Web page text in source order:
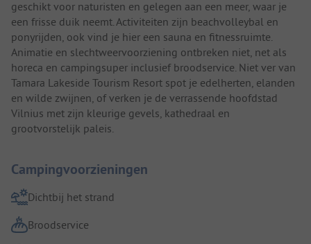
geschikt voor naturisten en gelegen aan een meer, waar je
een frisse duik neemt. Activiteiten zijn beachvolleybal en
ponyrijden, ook vind je hier een sauna en fitnessruimte.
Animatie en slechtweervoorziening ontbreken niet, net als
horeca en campingsuper inclusief broodservice. Niet ver van
Tamara Lakeside Tourism Resort spot je edelherten, elanden
en wilde zwijnen, of verken je de verrassende hoofdstad
Vilnius met zijn kleurige gevels, kathedraal en
grootvorstelijk paleis.
Campingvoorzieningen
Dichtbij het strand
Broodservice